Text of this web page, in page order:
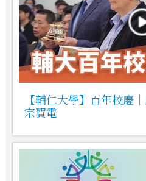
【輔仁大學】百年校慶
宗賀電